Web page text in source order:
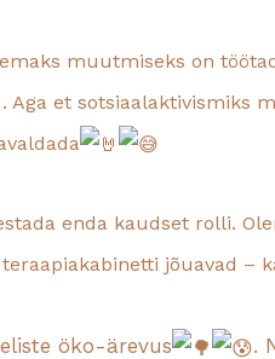
muutmiseks on
. Aga et sotsiaalaktivismiks
enda kaudset rolli.
jõuavad –
öko-ärevus
.